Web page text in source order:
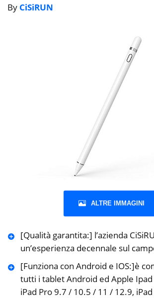
By CiSiRUN
ALTRE IMMAGINI
[Qualità garantita:] l’azienda
un’esperienza decennale sul
[Funziona con Android e IOS:]è
tutti i tablet Android ed Apple Ipad
iPad Pro 9.7 / 10.5 / 11 / 12.9,